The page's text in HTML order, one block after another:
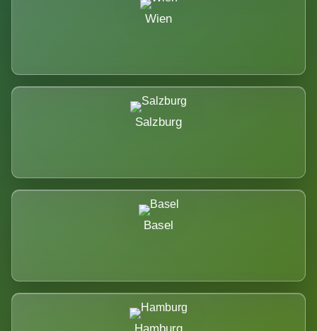
Wien
Salzburg
Basel